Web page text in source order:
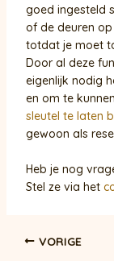
goed ingesteld
of de deuren
totdat je moet
Door al deze
eigenlijk nodig
en om te
sleutel te laten
gewoon als
Heb je nog
Stel ze via het
BerichtVORIGE